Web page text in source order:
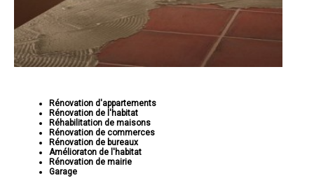
Rénovation d'appartements
Rénovation de l'habitat
Réhabilitation de maisons
Rénovation de commerces
Rénovation de bureaux
Amélioraton de l'habitat
Rénovation de mairie
Garage